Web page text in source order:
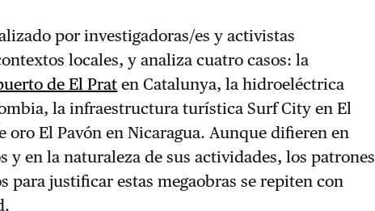
por investigadoras/es y activistas
locales, y analiza cuatro casos: la
de El Prat en Catalunya, la hidroeléctrica
la infraestructura turística Surf City en El
oro El Pavón en Nicaragua. Aunque difieren en
y en la naturaleza de sus actividades, los patrones
para justificar estas megaobras se repiten con